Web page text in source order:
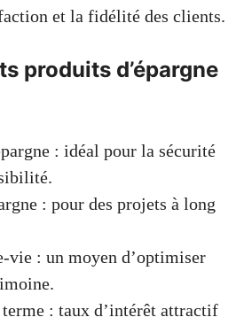
et la fidélité des clients.
produits d’épargne
: idéal pour la sécurité
: pour des projets à long
vie : un moyen d’optimiser
: taux d’intérêt attractif